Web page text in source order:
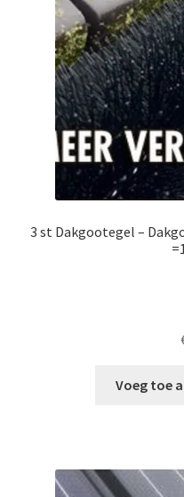
3 st Dakgootegel –
Voeg toe